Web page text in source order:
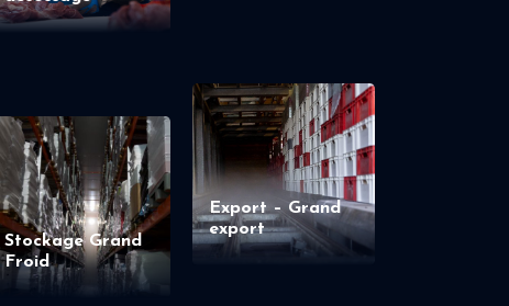
Stockage Grand
Froid
Export – Grand
export